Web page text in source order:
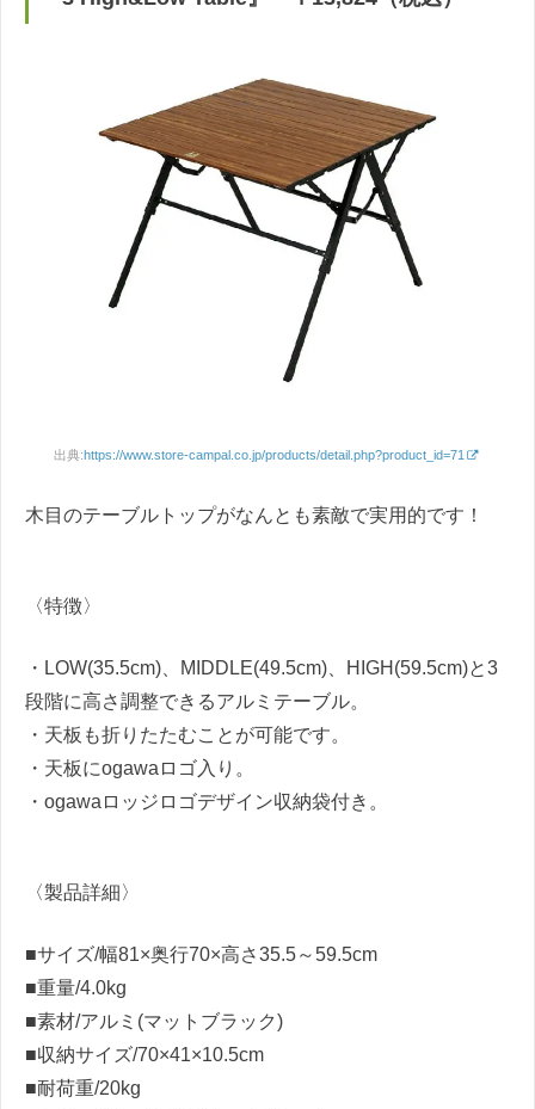
出典:https://www.store-campal.co.jp/products/detail.php?product_id=71
木目のテーブルトップがなんとも素敵で実用的です！
〈特徴〉
・LOW(35.5cm)、MIDDLE(49.5cm)、HIGH(59.5cm)と3
段階に高さ調整できるアルミテーブル。
・天板も折りたたむことが可能です。
・天板にogawaロゴ入り。
・ogawaロッジロゴデザイン収納袋付き。
〈製品詳細〉
■サイズ/幅81×奥行70×高さ35.5～59.5cm
■重量/4.0kg
■素材/アルミ(マットブラック)
■収納サイズ/70×41×10.5cm
■耐荷重/20kg